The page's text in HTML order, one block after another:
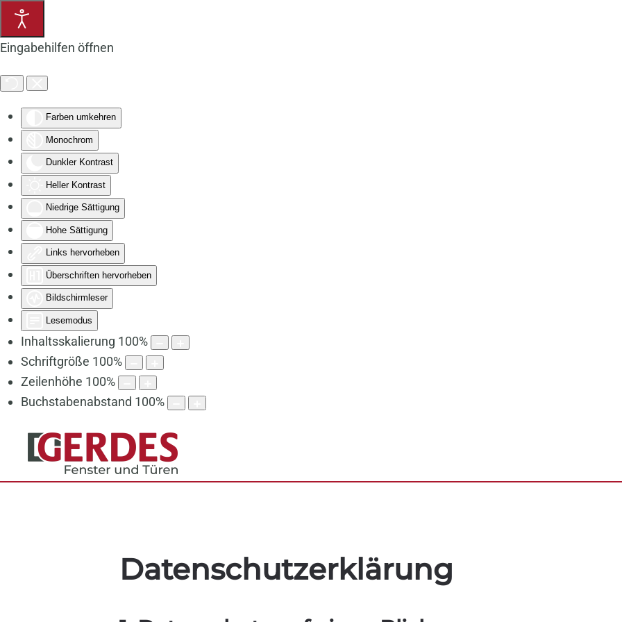
Eingabehilfen öffnen
Farben umkehren
Monochrom
Dunkler Kontrast
Heller Kontrast
Niedrige Sättigung
Hohe Sättigung
Links hervorheben
Überschriften hervorheben
Bildschirmleser
Lesemodus
Inhaltsskalierung 100%
Schriftgröße 100%
Zeilenhöhe 100%
Buchstabenabstand 100%
Zum Hauptinhalt springen
Datenschutz­erklärung